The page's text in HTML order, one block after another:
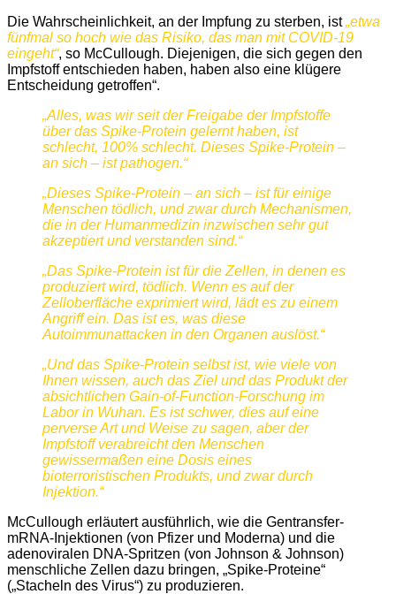
Die Wahrscheinlichkeit, an der Impfung zu sterben, ist„etwa
fünfmal so hoch wie das Risiko, das man mit COVID-19
eingeht“, so McCullough. Diejenigen, die sich gegen den
Impfstoff entschieden haben, haben also eine klügere
Entscheidung getroffen“.
„Alles, was wir seit der Freigabe der Impfstoffe
über das Spike-Protein gelernt haben, ist
schlecht, 100% schlecht. Dieses Spike-Protein –
an sich – ist pathogen.“
„Dieses Spike-Protein – an sich – ist für einige
Menschen tödlich, und zwar durch Mechanismen,
die in der Humanmedizin inzwischen sehr gut
akzeptiert und verstanden sind.“
„Das Spike-Protein ist für die Zellen, in denen es
produziert wird, tödlich. Wenn es auf der
Zelloberfläche exprimiert wird, lädt es zu einem
Angriff ein. Das ist es, was diese
Autoimmunattacken in den Organen auslöst.“
„Und das Spike-Protein selbst ist, wie viele von
Ihnen wissen, auch das Ziel und das Produkt der
absichtlichen Gain-of-Function-Forschung im
Labor in Wuhan. Es ist schwer, dies auf eine
perverse Art und Weise zu sagen, aber der
Impfstoff verabreicht den Menschen
gewissermaßen eine Dosis eines
bioterroristischen Produkts, und zwar durch
Injektion.“
McCullough erläutert ausführlich, wie die Gentransfer-
mRNA-Injektionen (von Pfizer und Moderna) und die
adenoviralen DNA-Spritzen (von Johnson & Johnson)
menschliche Zellen dazu bringen, „Spike-Proteine“
(„Stacheln des Virus“) zu produzieren.